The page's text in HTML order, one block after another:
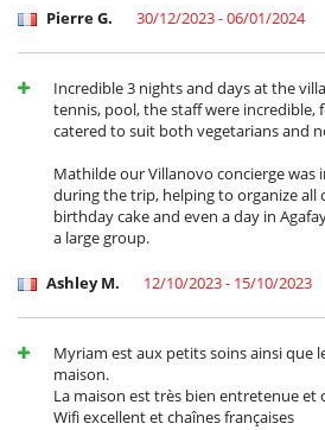
Pierre G. 30/12/2023 - 06/01/2024
Incredible 3 nights and days at the
tennis, pool, the staff were incredible,
catered to suit both vegetarians and
Mathilde our Villanovo concierge was
during the trip, helping to organize all
birthday cake and even a day in
a large group.
Ashley M. 12/10/2023 - 15/10/2023
Myriam est aux petits soins ainsi que
maison.
La maison est très bien entretenue et
Wifi excellent et chaînes françaises